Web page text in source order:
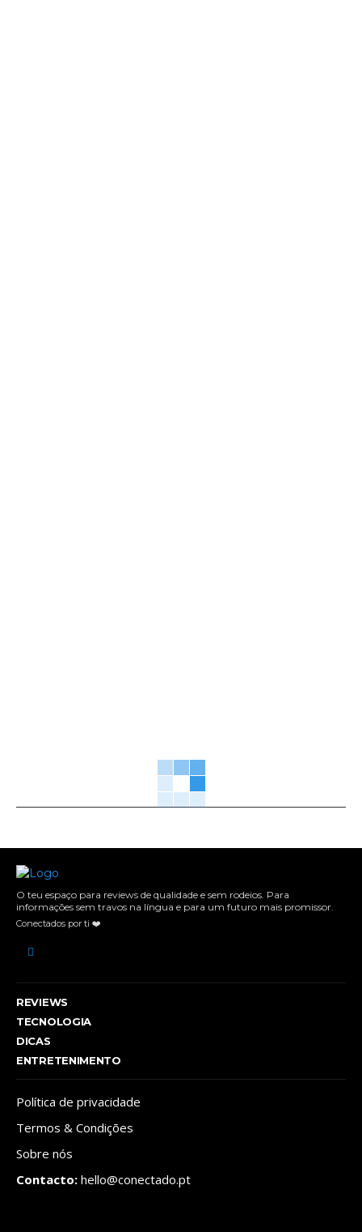
O teu espaço para reviews de qualidade e sem rodeios. Para
informações sem travos na língua e para um futuro mais promissor.
Conectados por ti ❤️
REVIEWS
TECNOLOGIA
DICAS
ENTRETENIMENTO
Política de privacidade
Termos & Condições
Sobre nós
Contacto: hello@conectado.pt